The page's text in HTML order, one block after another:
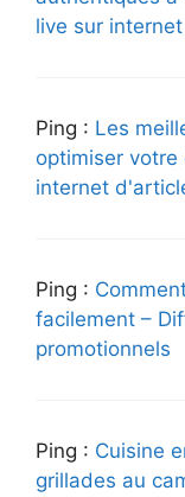
live sur
Ping : Les
optimiser votre
internet
Ping :
facilement –
promotionnels
Ping : Cuisine
grillades au